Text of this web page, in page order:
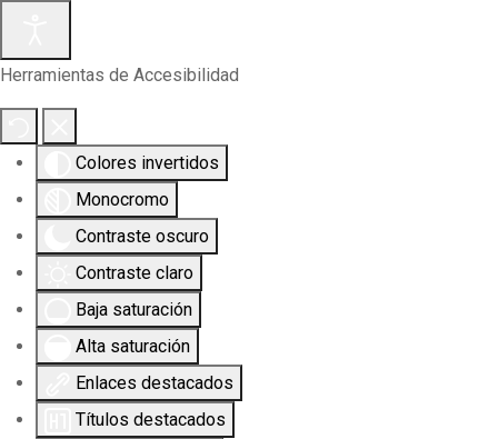
Herramientas de Accesibilidad
Colores invertidos
Monocromo
Contraste oscuro
Contraste claro
Baja saturación
Alta saturación
Enlaces destacados
Títulos destacados